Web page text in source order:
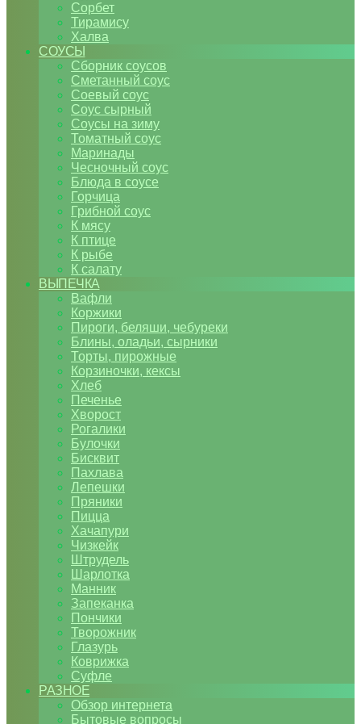
Сорбет
Тирамису
Халва
СОУСЫ
Сборник соусов
Сметанный соус
Соевый соус
Соус сырный
Соусы на зиму
Томатный соус
Маринады
Чесночный соус
Блюда в соусе
Горчица
Грибной соус
К мясу
К птице
К рыбе
К салату
ВЫПЕЧКА
Вафли
Коржики
Пироги, беляши, чебуреки
Блины, оладьи, сырники
Торты, пирожные
Корзиночки, кексы
Хлеб
Печенье
Хворост
Рогалики
Булочки
Бисквит
Пахлава
Лепешки
Пряники
Пицца
Хачапури
Чизкейк
Штрудель
Шарлотка
Манник
Запеканка
Пончики
Творожник
Глазурь
Коврижка
Суфле
РАЗНОЕ
Обзор интернета
Бытовые вопросы